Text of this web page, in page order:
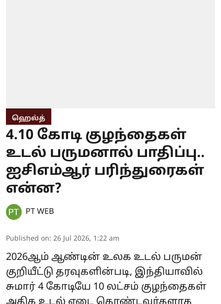
ஹெல்த்
4.10 கோடி குழந்தைகள்
உடல் பருமனால் பாதிப்பு..
ஐசிஎம்ஆர் பரிந்துரைகள்
என்ன?
PT WEB
Published on: 26 Jul 2026, 1:22 am
2026ஆம் ஆண்டின் உலக உடல் பருமன்
குறியீட்டு தரவுகளின்படி, இந்தியாவில்
சுமார் 4 கோடியே 10 லட்சம் குழந்தைகள்